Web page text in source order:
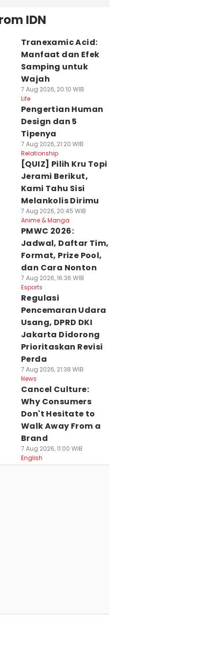
IDN
Tranexamic Acid:
Manfaat dan Efek
Samping untuk
Wajah
7 Aug 2026, 20:10 WIB
Life
Pengertian Human
Design dan 5
Tipenya
7 Aug 2026, 21:20 WIB
Relationship
[QUIZ] Pilih Kru Topi
Jerami Berikut,
Kami Tahu Sisi
Melankolis Dirimu
7 Aug 2026, 20:45 WIB
Anime & Manga
PMWC 2026:
Jadwal, Daftar Tim,
Format, Prize Pool,
dan Cara Nonton
7 Aug 2026, 16:36 WIB
Esports
Regulasi
Pencemaran Udara
Usang, DPRD DKI
Jakarta Didorong
Prioritaskan Revisi
Perda
7 Aug 2026, 21:38 WIB
News
Cancel Culture:
Why Consumers
Don't Hesitate to
Walk Away From a
Brand
7 Aug 2026, 11:00 WIB
English